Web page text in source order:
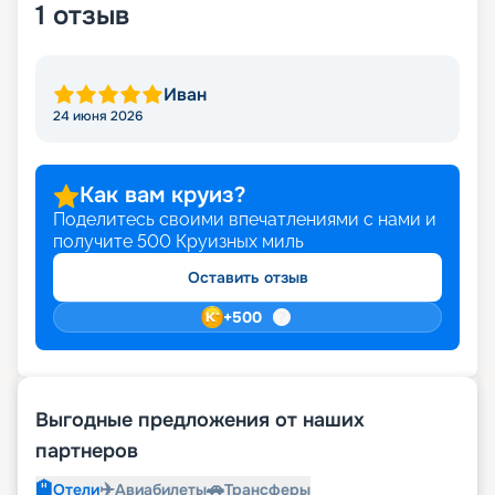
характеристик судна, кают, схем и планов
1 отзыв
Иван
24 июня 2026
Как вам круиз?
Поделитесь своими впечатлениями с нами и
получите 500 Круизных миль
Оставить отзыв
+500
Выгодные предложения от наших
партнеров
🏨Отели✈️Авиабилеты🚗Трансферы